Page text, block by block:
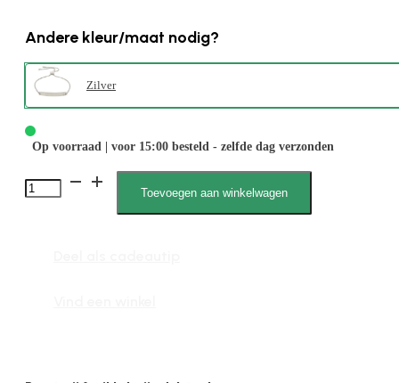
Andere kleur/maat nodig?
Zilver
Op voorraad | voor 15:00 besteld - zelfde dag verzonden
2566
Toevoegen aan winkelwagen